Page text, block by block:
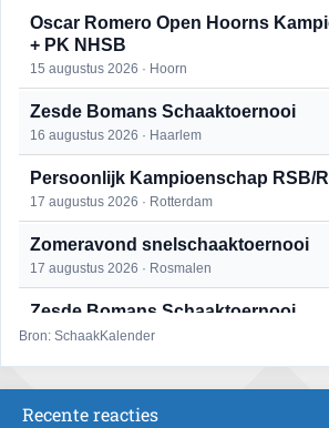
Oscar Romero Open Hoorns
+ PK NHSB
15 augustus 2026 · Hoorn
Zesde Bomans Schaaktoernooi
16 augustus 2026 · Haarlem
Persoonlijk Kampioenschap RSB/
17 augustus 2026 · Rotterdam
Zomeravond snelschaaktoernooi
17 augustus 2026 · Rosmalen
Zesde Bomans Schaaktoernooi
17 augustus 2026 · Haarlem
Bron: SchaakKalender
Recente reacties